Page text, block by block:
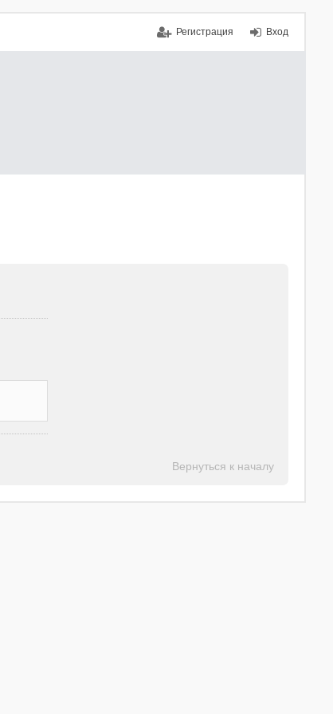
Вход
Регистрация
Вернуться к началу